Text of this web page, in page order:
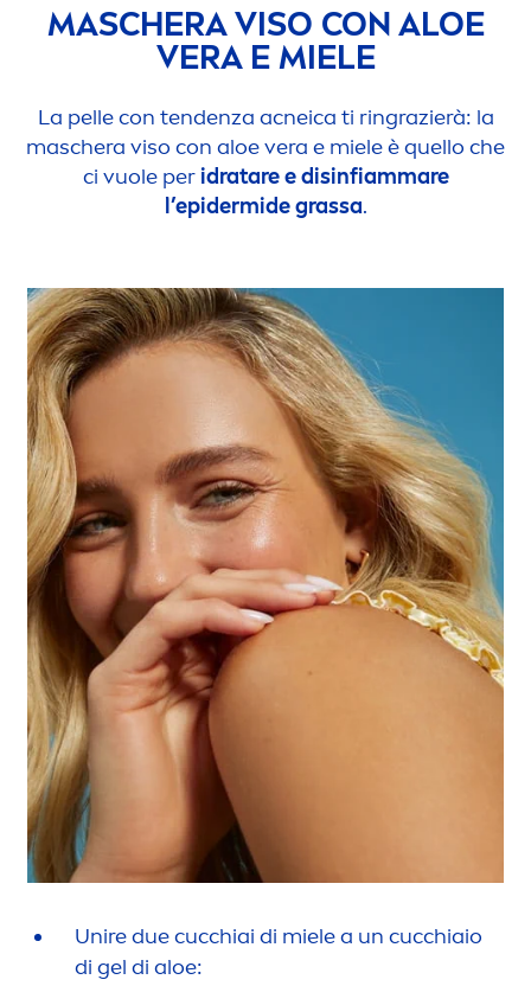
MASCHERA VISO CON ALOE
VERA E MIELE
La pelle con tendenza acneica ti ringrazierà: la
maschera viso con aloe vera e miele è quello che
ci vuole peridratare e disinfiammare
l’epidermide grassa.
Unire due cucchiai di miele a un cucchiaio
di gel di aloe: